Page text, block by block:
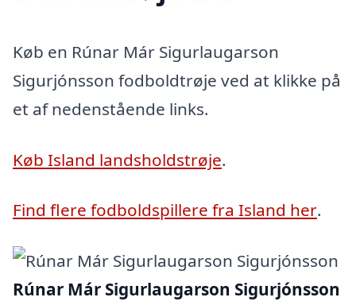
Køb en Rúnar Már Sigurlaugarson
Sigurjónsson fodboldtrøje ved at klikke på
et af nedenstående links.
Køb Island landsholdstrøje.
Find flere fodboldspillere fra Island her.
Rúnar Már Sigurlaugarson Sigurjónsson